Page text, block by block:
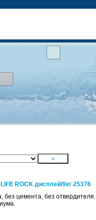
ROCK дисплей/9кг 25376
без цемента, без отвердителя.